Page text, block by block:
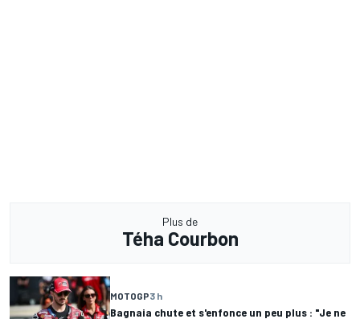
Plus de
Téha Courbon
MOTOGP3 h
Bagnaia chute et s'enfonce un peu plus : "Je ne